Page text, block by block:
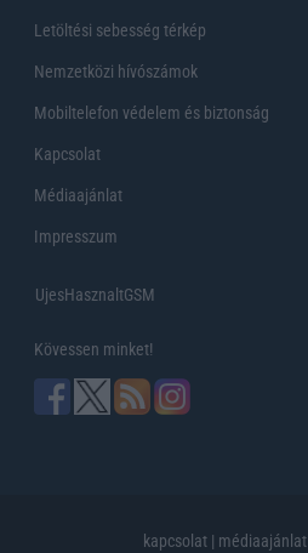
Letöltési sebesség térkép
Nemzetközi hívószámok
Mobiltelefon védelem és biztonság
Kapcsolat
Médiaajánlat
Impresszum
UjesHasznaltGSM
Kövessen minket!
kapcsolat | médiaajánlat